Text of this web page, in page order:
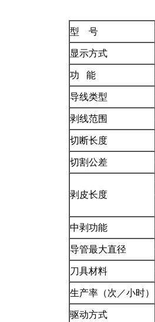
型 号
显示方式
功 能
导线类型
剥线范围
切断长度
切割公差
剥皮长度
中剥功能
导管最大直径
刀具材料
生产率（次／小时）
驱动方式